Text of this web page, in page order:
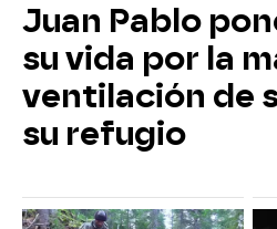
Juan Pablo
su vida por la
ventilación de
su refugio